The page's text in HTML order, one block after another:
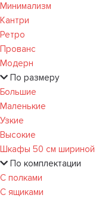
Минимализм
Кантри
Ретро
Прованс
Модерн
По размеру
Большие
Маленькие
Узкие
Высокие
Шкафы 50 см шириной
По комплектации
С полками
С ящиками